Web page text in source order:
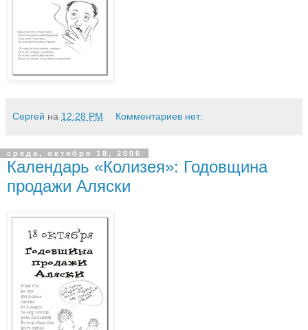
Сергей на 12:28 PM Комментариев нет:
среда, октября 18, 2006
Календарь «Колизея»: Годовщина
продажи Аляски